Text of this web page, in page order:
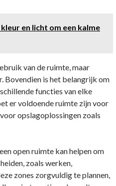
en licht om een kalme
van de ruimte, maar
Bovendien is het belangrijk om
functies van elke
er voldoende ruimte zijn voor
opslagoplossingen zoals
open ruimte kan helpen om
zoals werken,
zones zorgvuldig te plannen,